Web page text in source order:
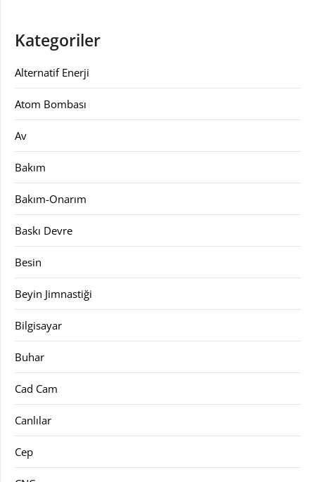
Kategoriler
Alternatif Enerji
Atom Bombası
Av
Bakım
Bakım-Onarım
Baskı Devre
Besin
Beyin Jimnastiği
Bilgisayar
Buhar
Cad Cam
Canlılar
Cep